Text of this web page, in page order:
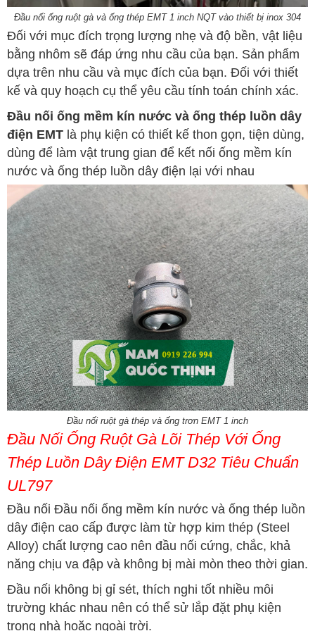
Đầu nối ống ruột gà và ống thép EMT 1 inch NQT vào thiết bị inox 304
Đối với mục đích trọng lượng nhẹ và độ bền, vật liệu
bằng nhôm sẽ đáp ứng nhu cầu của bạn. Sản phẩm
dựa trên nhu cầu và mục đích của bạn. Đối với thiết
kế và quy hoạch cụ thể yêu cầu tính toán chính xác.
Đầu nối ống mềm kín nước và ống thép luồn dây
điện EMT là phụ kiện có thiết kế thon gọn, tiện dùng,
dùng để làm vật trung gian để kết nối ống mềm kín
nước và ống thép luồn dây điện lại với nhau
Đầu nối ruột gà thép và ống trơn EMT 1 inch
Đầu Nối Ống Ruột Gà Lõi Thép Với Ống
Thép Luồn Dây Điện EMT D32 Tiêu Chuẩn
UL797
Đầu nối Đầu nối ống mềm kín nước và ống thép luồn
dây điện cao cấp được làm từ hợp kim thép (Steel
Alloy) chất lượng cao nên đầu nối cứng, chắc, khả
năng chịu va đập và không bị mài mòn theo thời gian.
Đầu nối không bị gỉ sét, thích nghi tốt nhiều môi
trường khác nhau nên có thể sử lắp đặt phụ kiện
trong nhà hoặc ngoài trời.